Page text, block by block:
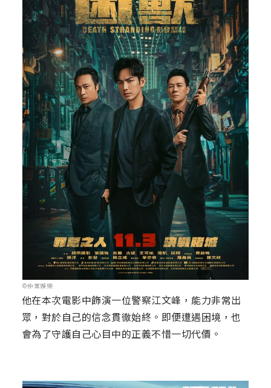
©仲業娛樂
他在本次電影中飾演一位警察江文峰，能力非常出
眾，對於自己的信念貫徹始終。即便遭遇困境，也
會為了守護自己心目中的正義不惜一切代價。